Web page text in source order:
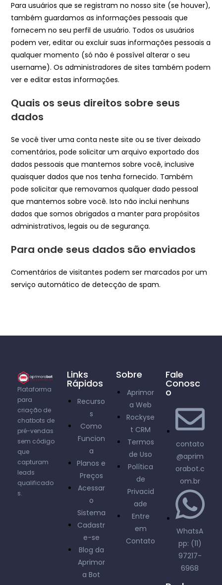
Para usuários que se registram no nosso site (se houver),
também guardamos as informações pessoais que
fornecem no seu perfil de usuário. Todos os usuários
podem ver, editar ou excluir suas informações pessoais a
qualquer momento (só não é possível alterar o seu
username). Os administradores de sites também podem
ver e editar estas informações.
Quais os seus direitos sobre seus
dados
Se você tiver uma conta neste site ou se tiver deixado
comentários, pode solicitar um arquivo exportado dos
dados pessoais que mantemos sobre você, inclusive
quaisquer dados que nos tenha fornecido. Também
pode solicitar que removamos qualquer dado pessoal
que mantemos sobre você. Isto não inclui nenhuns
dados que somos obrigados a manter para propósitos
administrativos, legais ou de segurança.
Para onde seus dados são enviados
Comentários de visitantes podem ser marcados por um
serviço automático de detecção de spam.
Plataforma
para
criação de
chatbots de
pré-vendas
sem código
que
capturam
leads
qualificado
s.
Links
Rápidos
Recurso
s
Como
Funcion
a
Planos e
Preços
Acessar
o
Sistema
Cadastr
e-se
Blog da
Aprimor
a Bot
Sobre
Aprimor
a Web
Rockyse
t CRM
Termos
de Uso
Política
de
Privacid
ade
Entre
em
Contato
Fale
Conosc
o
contato
@aprim
orabot.c
om.br
WhatsA
pp: (11)
97217-
6968